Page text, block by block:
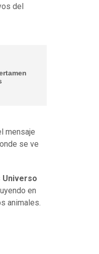
del
mensaje
se ve
Universo
en
animales.